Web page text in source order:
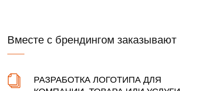
Вместе с брендингом заказывают
РАЗРАБОТКА ЛОГОТИПА ДЛЯ